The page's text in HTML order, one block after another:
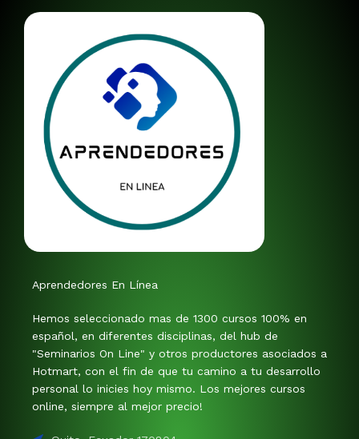
Aprendedores En Línea
Hemos seleccionado mas de 1300 cursos 100% en
español, en diferentes disciplinas, del hub de
"Seminarios On Line" y otros productores asociados a
Hotmart, con el fin de que tu camino a tu desarrollo
personal lo inicies hoy mismo. Los mejores cursos
online, siempre al mejor precio!